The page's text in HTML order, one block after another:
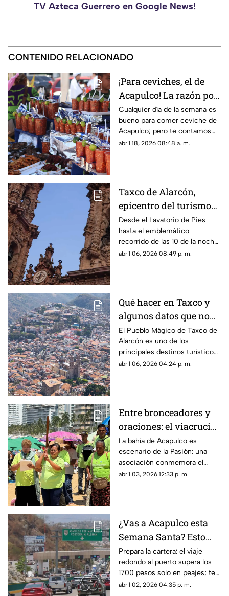
TV Azteca Guerrero en Google News!
CONTENIDO RELACIONADO
¡Para ceviches, el de
Acapulco! La razón por
la que este platillo se
cocina y se come mejor
en el puerto
Cualquier día de la semana es
bueno para comer ceviche de
Acapulco; pero te contamos
por qué se distingue del de
abril 18, 2026 08:48 a. m.
Taxco de Alarcón,
epicentro del turismo
religioso en Guerrero
Desde el Lavatorio de Pies
hasta el emblemático
recorrido de las 10 de la noche,
el Pueblo Mágico se convierte
abril 06, 2026 08:49 p. m.
Qué hacer en Taxco y
algunos datos que no
sabías de esta joya
colonial
El Pueblo Mágico de Taxco de
Alarcón es uno de los
principales destinos turísticos
de Guerrero, en donde se
abril 06, 2026 04:24 p. m.
Entre bronceadores y
oraciones: el viacrucis
llega a playa Icacos
La bahía de Acapulco es
escenario de la Pasión: una
asociación conmemora el
Viernes Santo sobre la franja
abril 03, 2026 12:33 p. m.
¿Vas a Acapulco esta
Semana Santa? Esto
gastarás en casetas y
gasolina desde la
CDMX
Prepara la cartera: el viaje
redondo al puerto supera los
1700 pesos solo en peajes; te
decimos cuánto cuesta cargar
abril 02, 2026 04:35 p. m.